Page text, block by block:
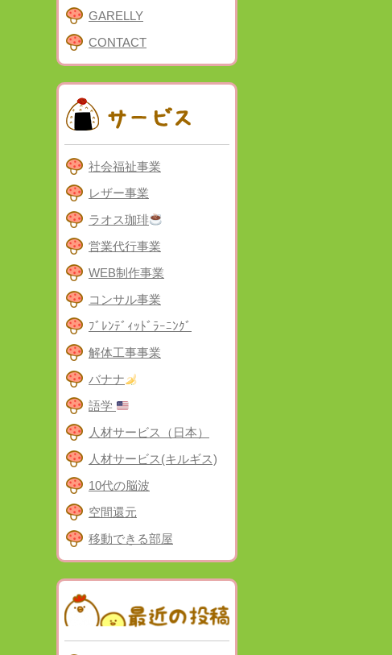
GARELLY
CONTACT
社会福祉事業
レザー事業
ラオス珈琲
営業代行事業
WEB制作事業
コンサル事業
ﾌﾞﾚﾝﾃﾞｨｯﾄﾞﾗｰﾆﾝｸﾞ
解体工事事業
バナナ
語学
人材サービス（日本）
人材サービス(キルギス)
10代の脳波
空間還元
移動できる部屋